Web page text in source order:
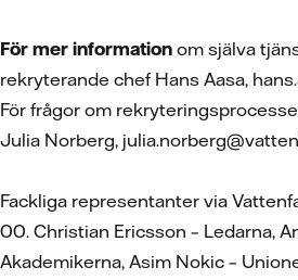
För mer information om själva
rekryterande chef Hans Aasa,
För frågor om
Julia Norberg,
Fackliga representanter via
00. Christian Ericsson – Ledarna,
Akademikerna, Asim Nokic –